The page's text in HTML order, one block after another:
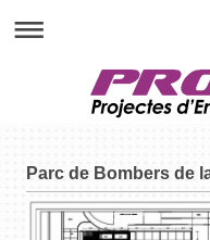
Parc de Bombers de